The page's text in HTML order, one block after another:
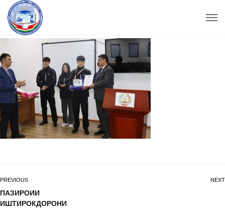
PREVIOUS
ПАЗИРОИИ
ИШТИРОКДОРОНИ
NEXT